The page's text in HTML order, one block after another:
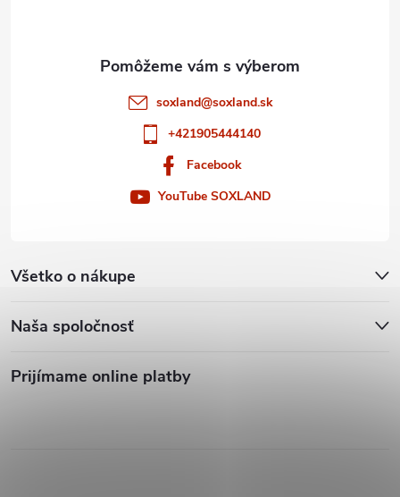
soxland@soxland.sk
+421905444140
Facebook
YouTube SOXLAND
Všetko o nákupe
Naša spoločnosť
Prijímame online platby